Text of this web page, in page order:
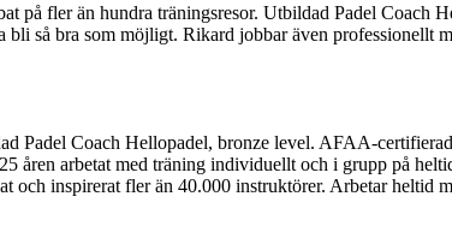
på fler än hundra träningsresor. Utbildad Padel
så bra som möjligt. Rikard jobbar även professionellt
Padel Coach Hellopadel, bronze level. AFAA-
åren arbetat med träning individuellt och i grupp på
och inspirerat fler än 40.000 instruktörer. Arbetar heltid